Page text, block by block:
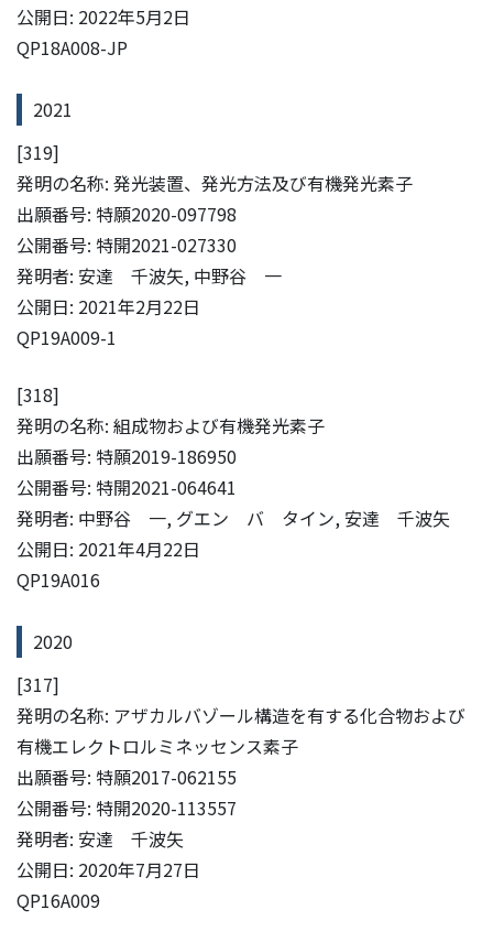
公開日: 2022年5月2日
QP18A008-JP
2021
[319]
発明の名称: 発光装置、発光方法及び有機発光素子
出願番号: 特願2020-097798
公開番号: 特開2021-027330
発明者: 安達 千波矢, 中野谷 一
公開日: 2021年2月22日
QP19A009-1
[318]
発明の名称: 組成物および有機発光素子
出願番号: 特願2019-186950
公開番号: 特開2021-064641
発明者: 中野谷 一, グエン バ タイン, 安達 千波矢
公開日: 2021年4月22日
QP19A016
2020
[317]
発明の名称: アザカルバゾール構造を有する化合物および
有機エレクトロルミネッセンス素子
出願番号: 特願2017-062155
公開番号: 特開2020-113557
発明者: 安達 千波矢
公開日: 2020年7月27日
QP16A009